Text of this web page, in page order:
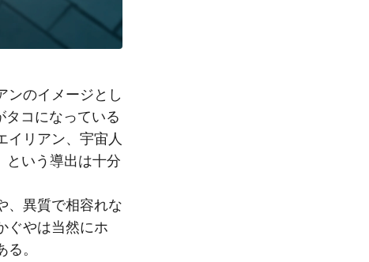
ンのイメージとし
タコになっている
イリアン、宇宙人
いう導出は十分
、異質で相容れな
ぐやは当然にホ
。